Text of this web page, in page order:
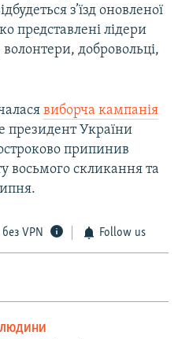
з’їзд оновленої
представлені лідери
добровольці,
виборча кампанія
президент України
припинив
восьмого скликання та
VPN Follow us
ЛЮДИНИ